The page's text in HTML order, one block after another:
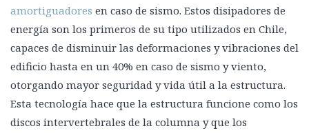
amortiguadores en caso de sismo. Estos disipadores de
energía son los primeros de su tipo utilizados en Chile,
capaces de disminuir las deformaciones y vibraciones del
edificio hasta en un 40% en caso de sismo y viento,
otorgando mayor seguridad y vida útil a la estructura.
Esta tecnología hace que la estructura funcione como los
discos intervertebrales de la columna y que los